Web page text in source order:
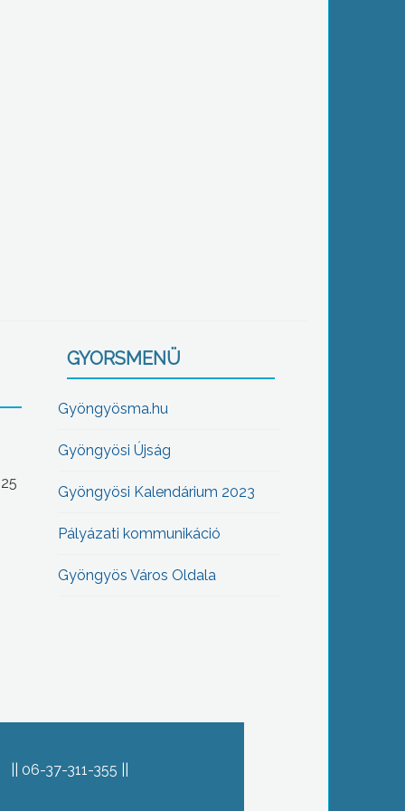
GYORSMENÜ
Gyöngyösma.hu
Gyöngyösi Újság
Gyöngyösi Kalendárium 2023
Pályázati kommunikáció
Gyöngyös Város Oldala
06-37-311-355